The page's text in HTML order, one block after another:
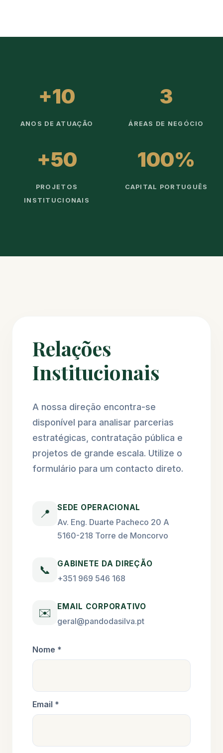
+10
ANOS DE ATUAÇÃO
3
ÁREAS DE NEGÓCIO
+50
PROJETOS
INSTITUCIONAIS
100%
CAPITAL PORTUGUÊS
Relações
Institucionais
A nossa direção encontra-se
disponível para analisar parcerias
estratégicas, contratação pública e
projetos de grande escala. Utilize o
formulário para um contacto direto.
📍 SEDE OPERACIONAL
Av. Eng. Duarte Pacheco 20 A
5160-218 Torre de Moncorvo
📞 GABINETE DA DIREÇÃO
+351 969 546 168
✉️ EMAIL CORPORATIVO
geral@pandodasilva.pt
Nome *
Email *